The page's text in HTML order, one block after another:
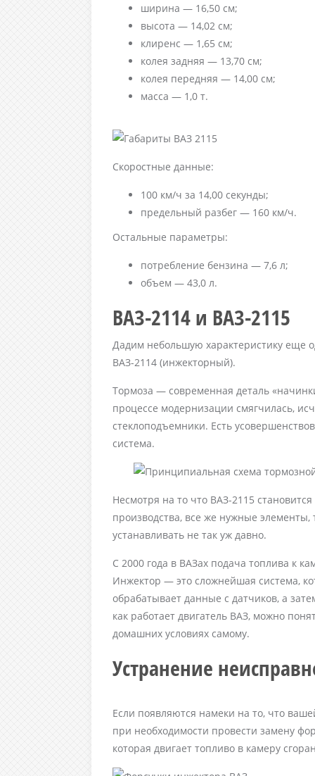
ширина — 16,50 см;
высота — 14,02 см;
клиренс — 1,65 см;
колея задняя — 13,70 см;
колея передняя — 14,00 см;
масса — 1,0 т.
Скоростные данные:
100 км/ч за 14,00 секунды;
предельный разбег — 160 км/ч.
Остальные параметры:
потребление бензина — 7,6 л;
объем — 43,0 л.
ВАЗ-2114 и ВАЗ-2115
Дадим небольшую характеристику еще
ВАЗ-2114 (инжекторный).
Тормоза — современная деталь
процессе модернизации смягчилась,
стеклоподъемники. Есть
система.
Несмотря на то что ВАЗ-2115
производства, все же нужные элементы,
устанавливать не так уж давно.
С 2000 года в ВАЗах подача топлива к
Инжектор — это сложнейшая система,
обрабатывает данные с датчиков, а
как работает двигатель ВАЗ, можно
домашних условиях самому.
Устранение
Если появляются намеки на то, что
при необходимости провести замену
которая двигает топливо в камеру